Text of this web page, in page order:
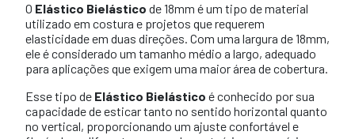
O Elástico Bielástico de 18mm é um tipo de material
utilizado em costura e projetos que requerem
elasticidade em duas direções. Com uma largura de 18mm,
ele é considerado um tamanho médio a largo, adequado
para aplicações que exigem uma maior área de cobertura.
Esse tipo de Elástico Bielástico é conhecido por sua
capacidade de esticar tanto no sentido horizontal quanto
no vertical, proporcionando um ajuste confortável e